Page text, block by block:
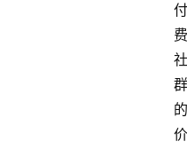
付
费
社
群
的
价